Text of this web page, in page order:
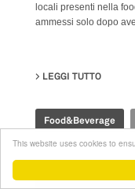
This website uses cookies to
locali presenti nella
ammessi solo dopo
LEGGI TUTTO
Food&Beverage